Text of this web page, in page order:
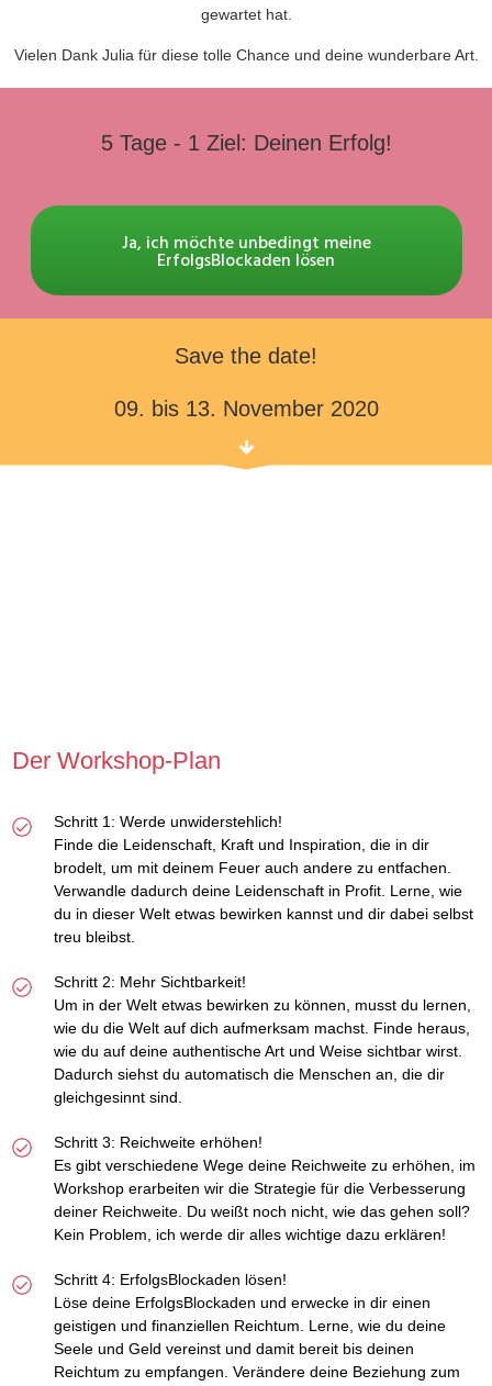
gewartet hat.
Vielen Dank Julia für diese tolle Chance und deine wunderbare Art.
5 Tage - 1 Ziel: Deinen Erfolg!
Ja, ich möchte unbedingt meine
ErfolgsBlockaden lösen
Save the date!
09. bis 13. November 2020
Der Workshop-Plan
Schritt 1: Werde unwiderstehlich!
Finde die Leidenschaft, Kraft und Inspiration, die in dir
brodelt, um mit deinem Feuer auch andere zu entfachen.
Verwandle dadurch deine Leidenschaft in Profit. Lerne, wie
du in dieser Welt etwas bewirken kannst und dir dabei selbst
treu bleibst.
Schritt 2: Mehr Sichtbarkeit!
Um in der Welt etwas bewirken zu können, musst du lernen,
wie du die Welt auf dich aufmerksam machst. Finde heraus,
wie du auf deine authentische Art und Weise sichtbar wirst.
Dadurch siehst du automatisch die Menschen an, die dir
gleichgesinnt sind.
Schritt 3: Reichweite erhöhen!
Es gibt verschiedene Wege deine Reichweite zu erhöhen, im
Workshop erarbeiten wir die Strategie für die Verbesserung
deiner Reichweite. Du weißt noch nicht, wie das gehen soll?
Kein Problem, ich werde dir alles wichtige dazu erklären!
Schritt 4: ErfolgsBlockaden lösen!
Löse deine ErfolgsBlockaden und erwecke in dir einen
geistigen und finanziellen Reichtum. Lerne, wie du deine
Seele und Geld vereinst und damit bereit bis deinen
Reichtum zu empfangen. Verändere deine Beziehung zum